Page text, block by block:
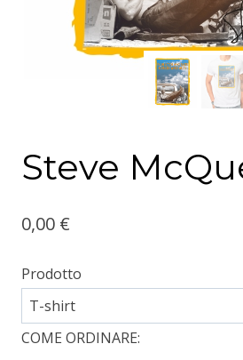
Steve
0,00 €
Prodotto
COME ORDINARE: